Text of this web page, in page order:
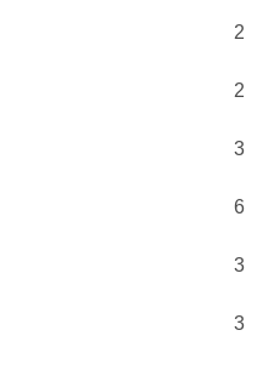
2
2
3
6
3
3